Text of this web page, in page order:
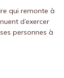
qui remonte à
d’exercer
personnes à